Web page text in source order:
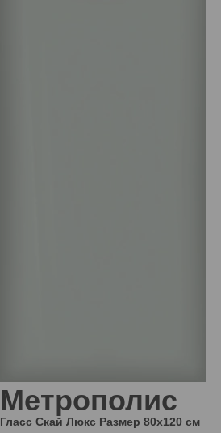
Метрополис
Гласс Скай Люкс Размер 80x120 см